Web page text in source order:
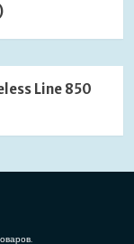
Line 850